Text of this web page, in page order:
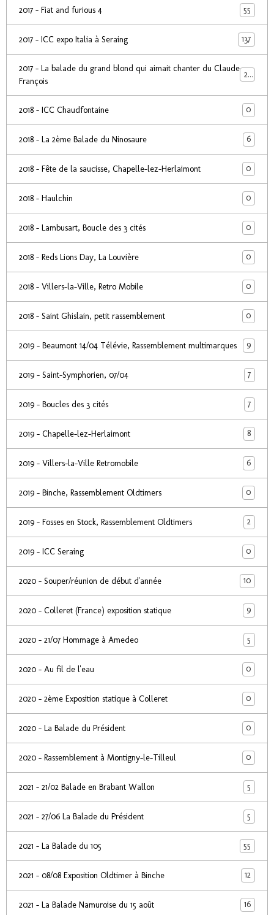
2017 - Fiat and furious 4 55
2017 - ICC expo Italia à Seraing 137
2017 - La balade du grand blond qui aimait chanter du Claude
François
24
2018 - ICC Chaudfontaine 0
2018 - La 2ème Balade du Ninosaure 6
2018 - Fête de la saucisse, Chapelle-lez-Herlaimont 0
2018 - Haulchin 0
2018 - Lambusart, Boucle des 3 cités 0
2018 - Reds Lions Day, La Louvière 0
2018 - Villers-la-Ville, Retro Mobile 0
2018 - Saint Ghislain, petit rassemblement 0
2019 - Beaumont 14/04 Télévie, Rassemblement multimarques 9
2019 - Saint-Symphorien, 07/04 7
2019 - Boucles des 3 cités 7
2019 - Chapelle-lez-Herlaimont 8
2019 - Villers-la-Ville Retromobile 6
2019 - Binche, Rassemblement Oldtimers 0
2019 - Fosses en Stock, Rassemblement Oldtimers 2
2019 - ICC Seraing 0
2020 - Souper/réunion de début d'année 10
2020 - Colleret (France) exposition statique 9
2020 - 21/07 Hommage à Amedeo 5
2020 - Au fil de l'eau 0
2020 - 2ème Exposition statique à Colleret 0
2020 - La Balade du Président 0
2020 - Rassemblement à Montigny-le-Tilleul 0
2021 - 21/02 Balade en Brabant Wallon 5
2021 - 27/06 La Balade du Président 5
2021 - La Balade du 105 55
2021 - 08/08 Exposition Oldtimer à Binche 12
2021 - La Balade Namuroise du 15 août 16